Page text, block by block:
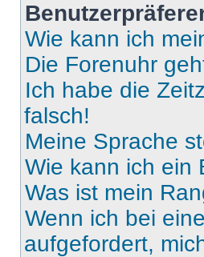
Wie kann ich
Die Forenuhr
Ich habe die
falsch!
Meine Sprache
Wie kann ich ein
Was ist mein
Wenn ich bei
aufgefordert,